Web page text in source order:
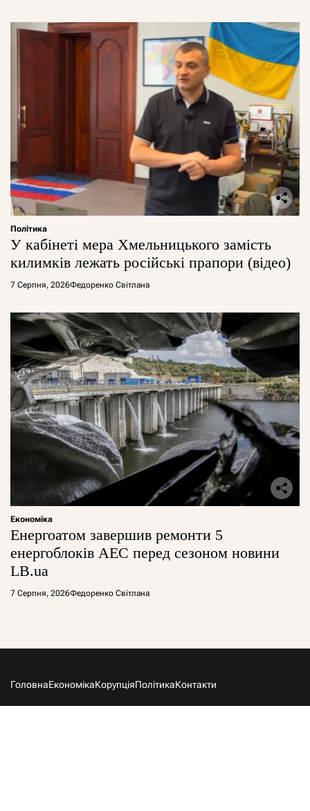
Політика
У кабінеті мера Хмельницького замість
килимків лежать російські прапори (відео)
7 Серпня, 2026Федоренко Світлана
Економіка
Енергоатом завершив ремонти 5
енергоблоків АЕС перед сезоном новини
LB.ua
7 Серпня, 2026Федоренко Світлана
ГоловнаЕкономікаКорупціяПолітикаКонтакти